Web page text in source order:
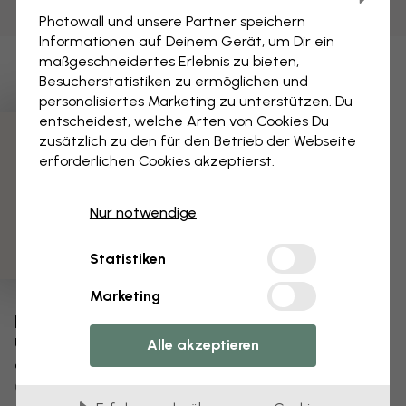
Bearbeiten Sie Ihre Tapete
Unser Designteam kann jedes Motiv optimieren,
damit es für Sie einzigartig wird.
Größe oder Farben ändern
Photowall und unsere Partner speichern
Informationen auf Deinem Gerät, um Dir ein
maßgeschneidertes Erlebnis zu bieten,
Besucherstatistiken zu ermöglichen und
personalisiertes Marketing zu unterstützen. Du
entscheidest, welche Arten von Cookies Du
zusätzlich zu den für den Betrieb der Webseite
erforderlichen Cookies akzeptierst.
Nur notwendige
Statistiken
Marketing
Alle akzeptieren